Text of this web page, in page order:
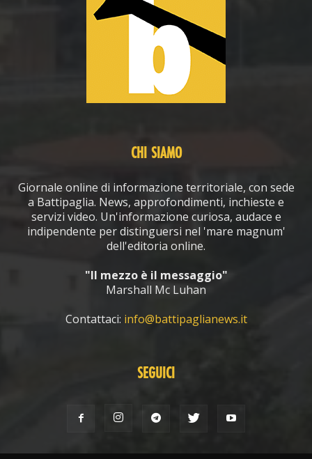
CHI SIAMO
Giornale online di informazione territoriale, con sede
a Battipaglia. News, approfondimenti, inchieste e
servizi video. Un'informazione curiosa, audace e
indipendente per distinguersi nel 'mare magnum'
dell'editoria online.
"Il mezzo è il messaggio"
Marshall Mc Luhan
Contattaci: info@battipaglianews.it
SEGUICI